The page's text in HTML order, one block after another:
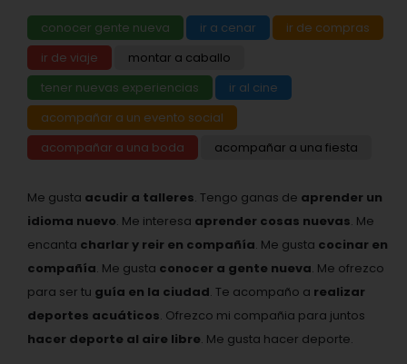
conocer gente nueva ir a cenar
ir de compras
ir de viaje
montar a caballo
tener nuevas experiencias
ir al cine
acompañar a un evento social
acompañar a una boda
acompañar a una fiesta
Me gusta acudir a talleres. Tengo ganas de aprender un
idioma nuevo. Me interesa aprender cosas nuevas. Me
encanta charlar y reir en compañía. Me gusta cocinar en
compañía. Me gusta conocer a gente nueva. Me ofrezco
para ser tu guía en la ciudad. Te acompaño a realizar
deportes acuáticos. Ofrezco mi compañia para juntos
hacer deporte al aire libre. Me gusta hacer deporte.